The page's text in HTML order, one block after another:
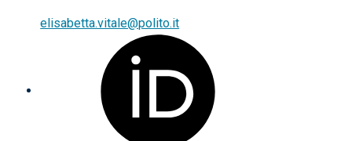
elisabetta.vitale@polito.it